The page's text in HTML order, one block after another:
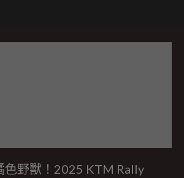
色野獸！2025 KTM Rally